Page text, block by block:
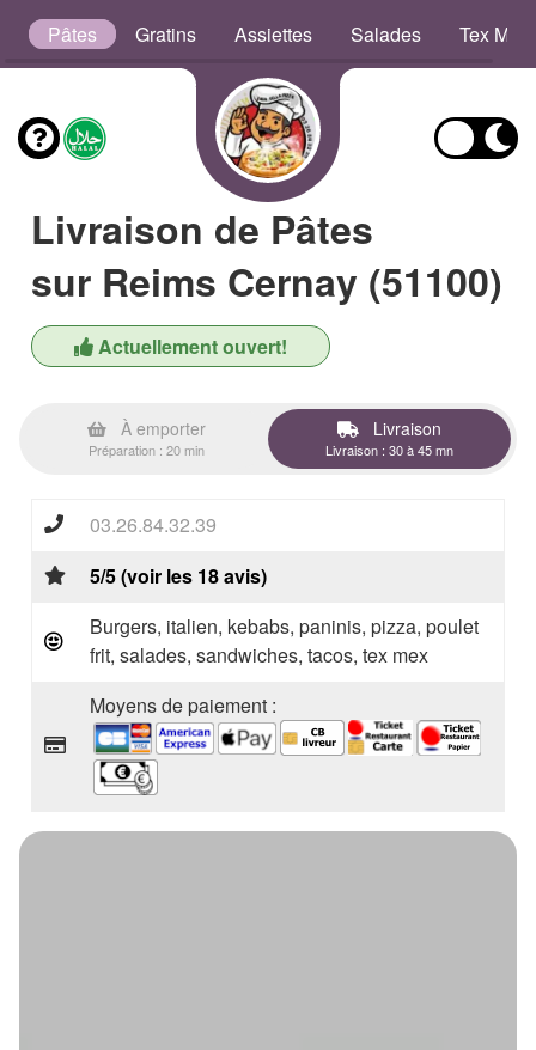
Pâtes Gratins Assiettes Salades Tex Mex
Livraison de Pâtes
sur Reims Cernay (51100)
Actuellement ouvert!
À emporter
Préparation : 20 min
Livraison
Livraison : 30 à 45 mn
03.26.84.32.39
5/5 (voir les 18 avis)
Burgers, italien, kebabs, paninis, pizza, poulet
frit, salades, sandwiches, tacos, tex mex
Moyens de paiement :